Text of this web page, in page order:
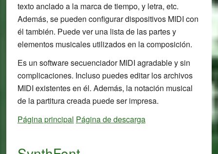
texto anclado a la marca de tiempo, y letra, etc.
Además, se pueden configurar dispositivos MIDI con
él también. Puede ver una lista de las partes y
elementos musicales utilizados en la composición.
Es un software secuenciador MIDI agradable y sin
complicaciones. Incluso puedes editar los archivos
MIDI existentes en él. Además, la notación musical
de la partitura creada puede ser impresa.
Página principal Página de descarga